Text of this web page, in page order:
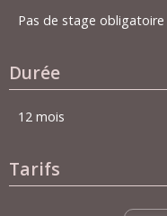
Pas de stage
Durée
12 mois
Tarifs